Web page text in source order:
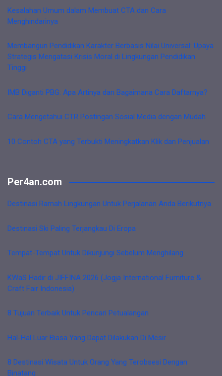
Kesalahan Umum dalam Membuat CTA dan Cara
Menghindarinya
Membangun Pendidikan Karakter Berbasis Nilai Universal: Upaya
Strategis Mengatasi Krisis Moral di Lingkungan Pendidikan
Tinggi
IMB Diganti PBG: Apa Artinya dan Bagaimana Cara Daftarnya?
Cara Mengetahui CTR Postingan Sosial Media dengan Mudah
10 Contoh CTA yang Terbukti Meningkatkan Klik dan Penjualan
Per4an.com
Destinasi Ramah Lingkungan Untuk Perjalanan Anda Berikutnya
Destinasi Ski Paling Terjangkau Di Eropa
Tempat-Tempat Untuk Dikunjungi Sebelum Menghilang
KWaS Hadir di JIFFINA 2026 (Jogja International Furniture &
Craft Fair Indonesia)
8 Tujuan Terbaik Untuk Pencari Petualangan
Hal-Hal Luar Biasa Yang Dapat Dilakukan Di Mesir
8 Destinasi Wisata Untuk Orang Yang Terobsesi Dengan
Binatang